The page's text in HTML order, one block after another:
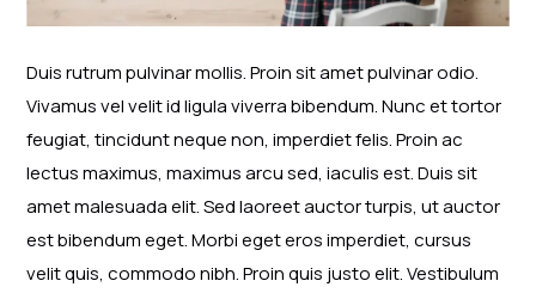
Duis rutrum pulvinar mollis. Proin sit amet pulvinar odio.
Vivamus vel velit id ligula viverra bibendum. Nunc et tortor
feugiat, tincidunt neque non, imperdiet felis. Proin ac
lectus maximus, maximus arcu sed, iaculis est. Duis sit
amet malesuada elit. Sed laoreet auctor turpis, ut auctor
est bibendum eget. Morbi eget eros imperdiet, cursus
velit quis, commodo nibh. Proin quis justo elit. Vestibulum